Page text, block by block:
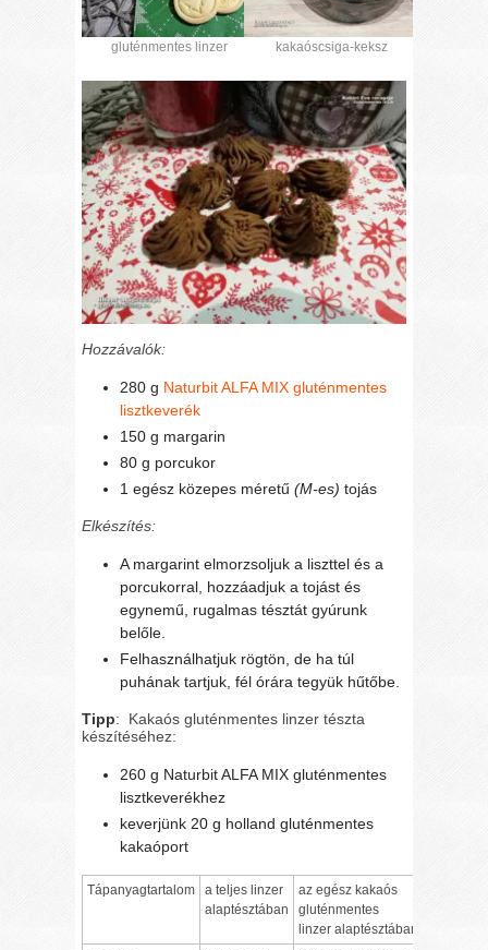
gluténmentes linzer kakaóscsiga-keksz
Hozzávalók:
280 g Naturbit ALFA MIX gluténmentes
lisztkeverék
150 g margarin
80 g porcukor
1 egész közepes méretű(M-es) tojás
Elkészítés:
A margarint elmorzsoljuk a liszttel és a
porcukorral, hozzáadjuk a tojást és
egynemű, rugalmas tésztát gyúrunk
belőle.
Felhasználhatjuk rögtön, de ha túl
puhának tartjuk, fél órára tegyük hűtőbe.
Tipp: Kakaós gluténmentes linzer tészta
készítéséhez:
260 g Naturbit ALFA MIX gluténmentes
lisztkeverékhez
keverjünk 20 g holland gluténmentes
kakaóport
Tápanyagtartalom
a teljes linzer
alaptésztában
az egész kakaós
gluténmentes
linzer alaptésztában